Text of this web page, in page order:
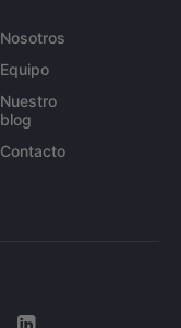
Nosotros
Equipo
Nuestro
blog
Contacto